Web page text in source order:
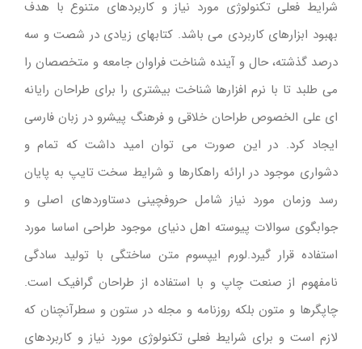
شرایط فعلی تکنولوژی مورد نیاز و کاربردهای متنوع با هدف
بهبود ابزارهای کاربردی می باشد. کتابهای زیادی در شصت و سه
درصد گذشته، حال و آینده شناخت فراوان جامعه و متخصصان را
می طلبد تا با نرم افزارها شناخت بیشتری را برای طراحان رایانه
ای علی الخصوص طراحان خلاقی و فرهنگ پیشرو در زبان فارسی
ایجاد کرد. در این صورت می توان امید داشت که تمام و
دشواری موجود در ارائه راهکارها و شرایط سخت تایپ به پایان
رسد وزمان مورد نیاز شامل حروفچینی دستاوردهای اصلی و
جوابگوی سوالات پیوسته اهل دنیای موجود طراحی اساسا مورد
استفاده قرار گیرد.لورم ایپسوم متن ساختگی با تولید سادگی
نامفهوم از صنعت چاپ و با استفاده از طراحان گرافیک است.
چاپگرها و متون بلکه روزنامه و مجله در ستون و سطرآنچنان که
لازم است و برای شرایط فعلی تکنولوژی مورد نیاز و کاربردهای